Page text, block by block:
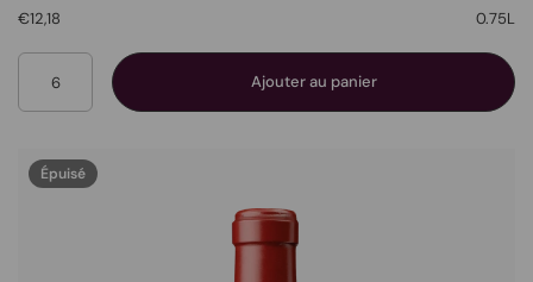
€12,18
0.75L
Quantité
Ajouter au panier
Épuisé